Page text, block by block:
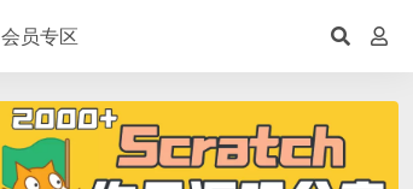
会员专区